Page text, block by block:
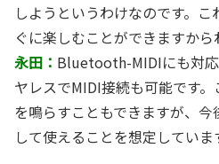
しようというわけなのです。
ぐに楽しむことができますから
永田： Bluetooth-MIDIにも対
ヤレスでMIDI接続も可能です
を鳴らすこともできますが、
して使えることを想定していま